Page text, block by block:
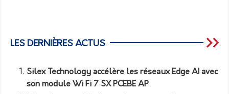
LES DERNIÈRES ACTUS
Silex Technology accélère les réseaux Edge AI avec
son module Wi Fi 7 SX PCEBE AP